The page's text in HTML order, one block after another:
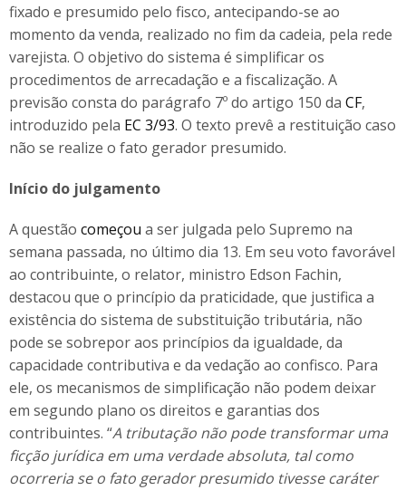
fixado e presumido pelo fisco, antecipando-se ao
momento da venda, realizado no fim da cadeia, pela rede
varejista. O objetivo do sistema é simplificar os
procedimentos de arrecadação e a fiscalização. A
previsão consta do parágrafo 7º do artigo 150 da CF,
introduzido pela EC 3/93. O texto prevê a restituição caso
não se realize o fato gerador presumido.
Início do julgamento
A questão começou a ser julgada pelo Supremo na
semana passada, no último dia 13. Em seu voto favorável
ao contribuinte, o relator, ministro Edson Fachin,
destacou que o princípio da praticidade, que justifica a
existência do sistema de substituição tributária, não
pode se sobrepor aos princípios da igualdade, da
capacidade contributiva e da vedação ao confisco. Para
ele, os mecanismos de simplificação não podem deixar
em segundo plano os direitos e garantias dos
contribuintes. “A tributação não pode transformar uma
ficção jurídica em uma verdade absoluta, tal como
ocorreria se o fato gerador presumido tivesse caráter